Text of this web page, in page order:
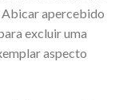
apercebido
excluir uma
aspecto